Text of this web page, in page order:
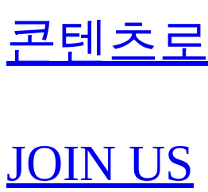
콘텐츠
JOIN US